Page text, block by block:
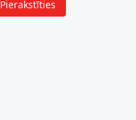
Pierakstīties